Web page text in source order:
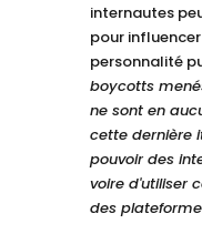
internautes
pour
personnalité
boycotts
ne sont en
cette dernière
pouvoir des
voire d'utiliser
des